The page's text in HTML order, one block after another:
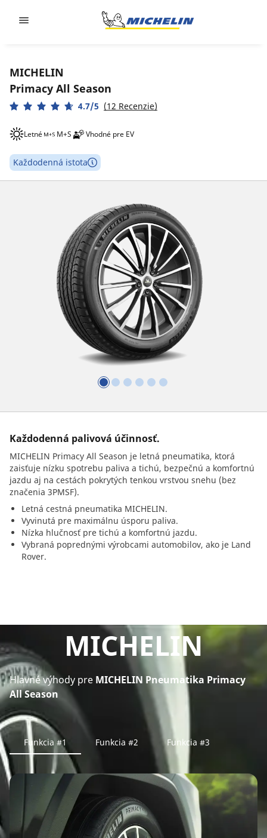
MICHELIN
Primacy All Season
4.7/5 (12 Recenzie)
Letné M+S Vhodné pre EV
Každodenná istota
Každodenná palivová účinnosť.
MICHELIN Primacy All Season je letná pneumatika, ktorá
zaisťuje nízku spotrebu paliva a tichú, bezpečnú a komfortnú
jazdu aj na cestách pokrytých tenkou vrstvou snehu (bez
značenia 3PMSF).
Letná cestná pneumatika MICHELIN.
Vyvinutá pre maximálnu úsporu paliva.
Nízka hlučnosť pre tichú a komfortnú jazdu.
Vybraná poprednými výrobcami automobilov, ako je Land
Rover.
MICHELIN
Hlavné výhody pre MICHELIN Pneumatika Primacy
All Season
Funkcia #1 Funkcia #2 Funkcia #3